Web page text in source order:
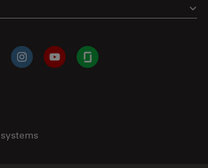
InstagramYouTubeGlassdoor